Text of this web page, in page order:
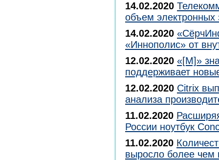
14.02.2020
объем электронных
14.02.2020
«Иннополис» от
12.02.2020 «[М]»
поддерживает
12.02.2020 Citrix
анализа
11.02.2020
России ноутбук
11.02.2020
выросло более чем